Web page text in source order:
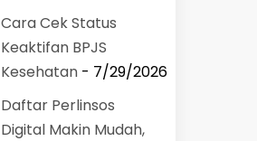
Cara Cek Status
Keaktifan BPJS
Kesehatan- 7/29/2026
Daftar Perlinsos
Digital Makin Mudah,